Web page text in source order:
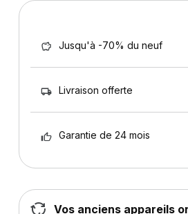
Jusqu'à -70% du neuf
Livraison offerte
Garantie de 24 mois
Vos anciens appareils